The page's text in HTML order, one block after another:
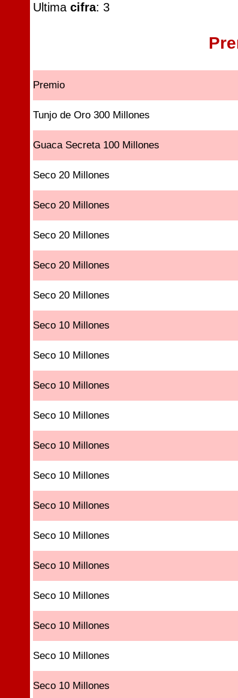
Ultima cifra: 3
Premio
Tunjo de Oro 300 Millones
Guaca Secreta 100 Millones
Seco 20 Millones
Seco 20 Millones
Seco 20 Millones
Seco 20 Millones
Seco 20 Millones
Seco 10 Millones
Seco 10 Millones
Seco 10 Millones
Seco 10 Millones
Seco 10 Millones
Seco 10 Millones
Seco 10 Millones
Seco 10 Millones
Seco 10 Millones
Seco 10 Millones
Seco 10 Millones
Seco 10 Millones
Seco 10 Millones